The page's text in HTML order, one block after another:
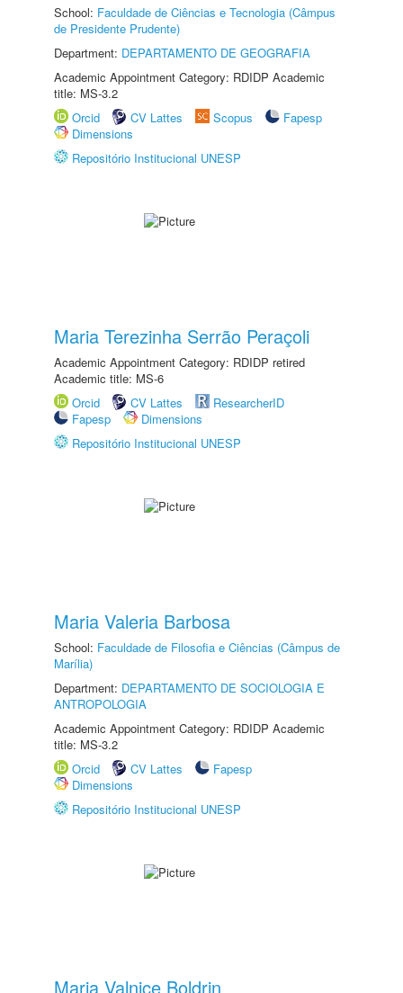
School: Faculdade de Ciências e Tecnologia (Câmpus
de Presidente Prudente)
Department: DEPARTAMENTO DE GEOGRAFIA
Academic Appointment Category: RDIDP Academic
title: MS-3.2
Orcid
CV Lattes Scopus
Fapesp
Dimensions
Repositório Institucional UNESP
Maria Terezinha Serrão Peraçoli
Academic Appointment Category: RDIDP retired
Academic title: MS-6
Orcid
CV Lattes
ResearcherID
Fapesp
Dimensions
Repositório Institucional UNESP
Maria Valeria Barbosa
School: Faculdade de Filosofia e Ciências (Câmpus de
Marília)
Department: DEPARTAMENTO DE SOCIOLOGIA E
ANTROPOLOGIA
Academic Appointment Category: RDIDP Academic
title: MS-3.2
Orcid
CV Lattes
Fapesp
Dimensions
Repositório Institucional UNESP
Maria Valnice Boldrin